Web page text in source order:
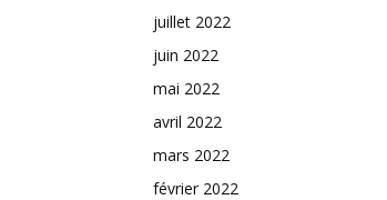
juillet 2022
juin 2022
mai 2022
avril 2022
mars 2022
février 2022